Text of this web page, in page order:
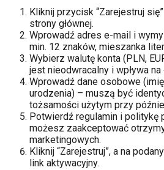
Kliknij przycisk “Zarejestruj
strony głównej.
Wprowadź adres e-mail i
min. 12 znaków, mieszanka
Wybierz walutę konta (PLN,
jest nieodwracalny i wpływa
Wprowadź dane osobowe
urodzenia) – muszą być
tożsamości użytym przy
Potwierdź regulamin i politykę
możesz zaakceptować
marketingowych.
Kliknij “Zarejestruj”, a na
link aktywacyjny.